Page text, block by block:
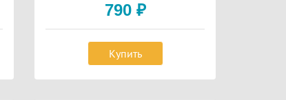
790 ₽
Купить